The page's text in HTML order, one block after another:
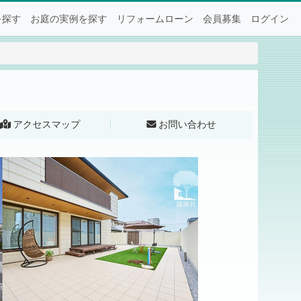
す お庭の実例を探す リフォームローン 会員募集 ログイン
アクセスマップ お問い合わせ